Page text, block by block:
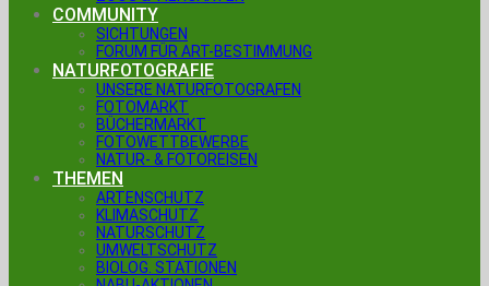
COMMUNITY
SICHTUNGEN
FORUM FÜR ART-BESTIMMUNG
NATURFOTOGRAFIE
UNSERE NATURFOTOGRAFEN
FOTOMARKT
BÜCHERMARKT
FOTOWETTBEWERBE
NATUR- & FOTOREISEN
THEMEN
ARTENSCHUTZ
KLIMASCHUTZ
NATURSCHUTZ
UMWELTSCHUTZ
BIOLOG. STATIONEN